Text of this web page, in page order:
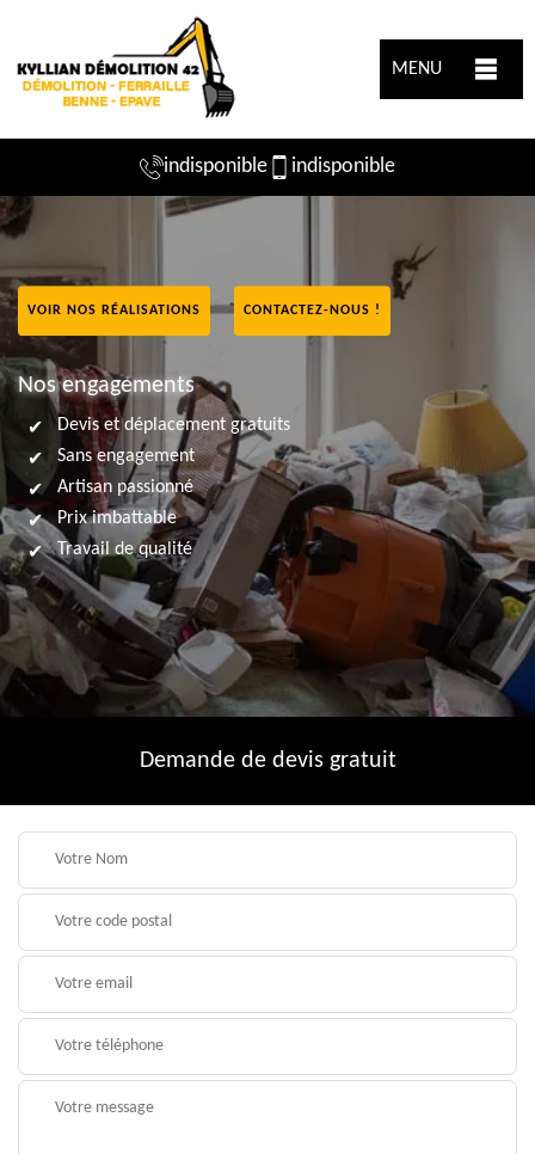
MENU
indisponible indisponible
VOIR NOS RÉALISATIONS CONTACTEZ-NOUS !
Nos engagements
Devis et déplacement gratuits
Sans engagement
Artisan passionné
Prix imbattable
Travail de qualité
Demande de devis gratuit